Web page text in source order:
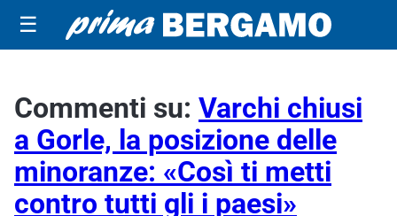
☰
Commenti su: Varchi chiusi
a Gorle, la posizione delle
minoranze: «Così ti metti
contro tutti gli i paesi»